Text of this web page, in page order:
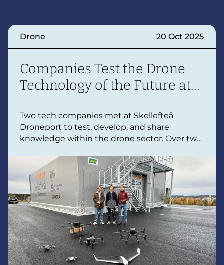
Drone 20 Oct 2025
Companies Test the Drone
Technology of the Future at
Two tech companies met at Skellefteå
Droneport to test, develop, and share
knowledge within the drone sector. Over two
flights, AI, and sound analysis were carried
out.